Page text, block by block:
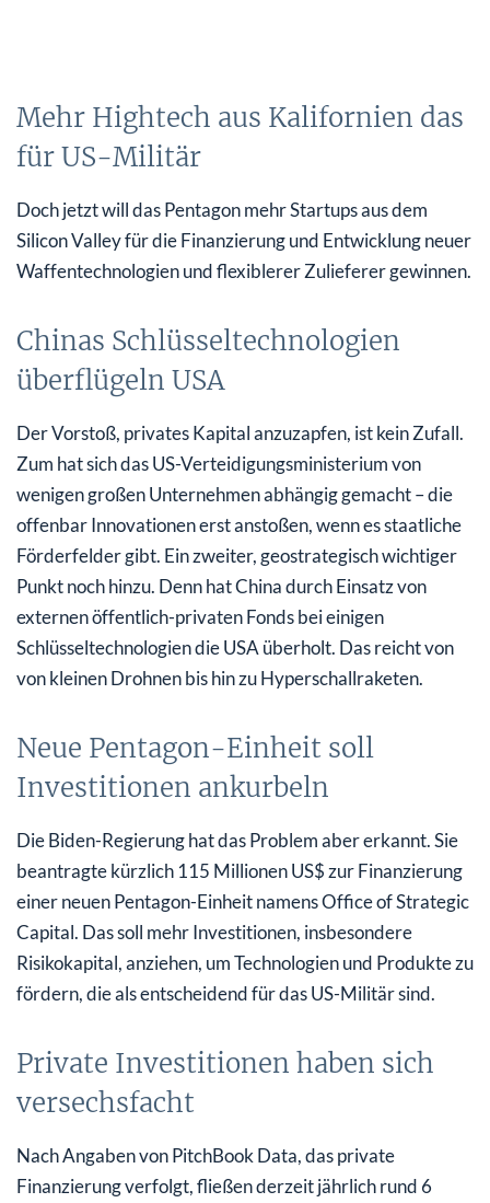
Mehr Hightech aus Kalifornien das
für US-Militär
Doch jetzt will das Pentagon mehr Startups aus dem
Silicon Valley für die Finanzierung und Entwicklung neuer
Waffentechnologien und flexiblerer Zulieferer gewinnen.
Chinas Schlüsseltechnologien
überflügeln USA
Der Vorstoß, privates Kapital anzuzapfen, ist kein Zufall.
Zum hat sich das US-Verteidigungsministerium von
wenigen großen Unternehmen abhängig gemacht – die
offenbar Innovationen erst anstoßen, wenn es staatliche
Förderfelder gibt. Ein zweiter, geostrategisch wichtiger
Punkt noch hinzu. Denn hat China durch Einsatz von
externen öffentlich-privaten Fonds bei einigen
Schlüsseltechnologien die USA überholt. Das reicht von
von kleinen Drohnen bis hin zu Hyperschallraketen.
Neue Pentagon-Einheit soll
Investitionen ankurbeln
Die Biden-Regierung hat das Problem aber erkannt. Sie
beantragte kürzlich 115 Millionen US$ zur Finanzierung
einer neuen Pentagon-Einheit namens Office of Strategic
Capital. Das soll mehr Investitionen, insbesondere
Risikokapital, anziehen, um Technologien und Produkte zu
fördern, die als entscheidend für das US-Militär sind.
Private Investitionen haben sich
versechsfacht
Nach Angaben von PitchBook Data, das private
Finanzierung verfolgt, fließen derzeit jährlich rund 6